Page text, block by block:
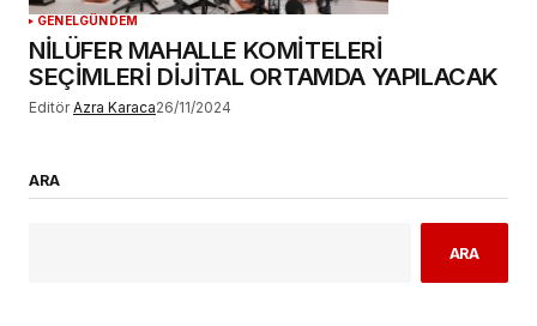
GENELGÜNDEM
NİLÜFER MAHALLE KOMİTELERİ
SEÇİMLERİ DİJİTAL ORTAMDA YAPILACAK
Editör Azra Karaca26/11/2024
ARA
ARA